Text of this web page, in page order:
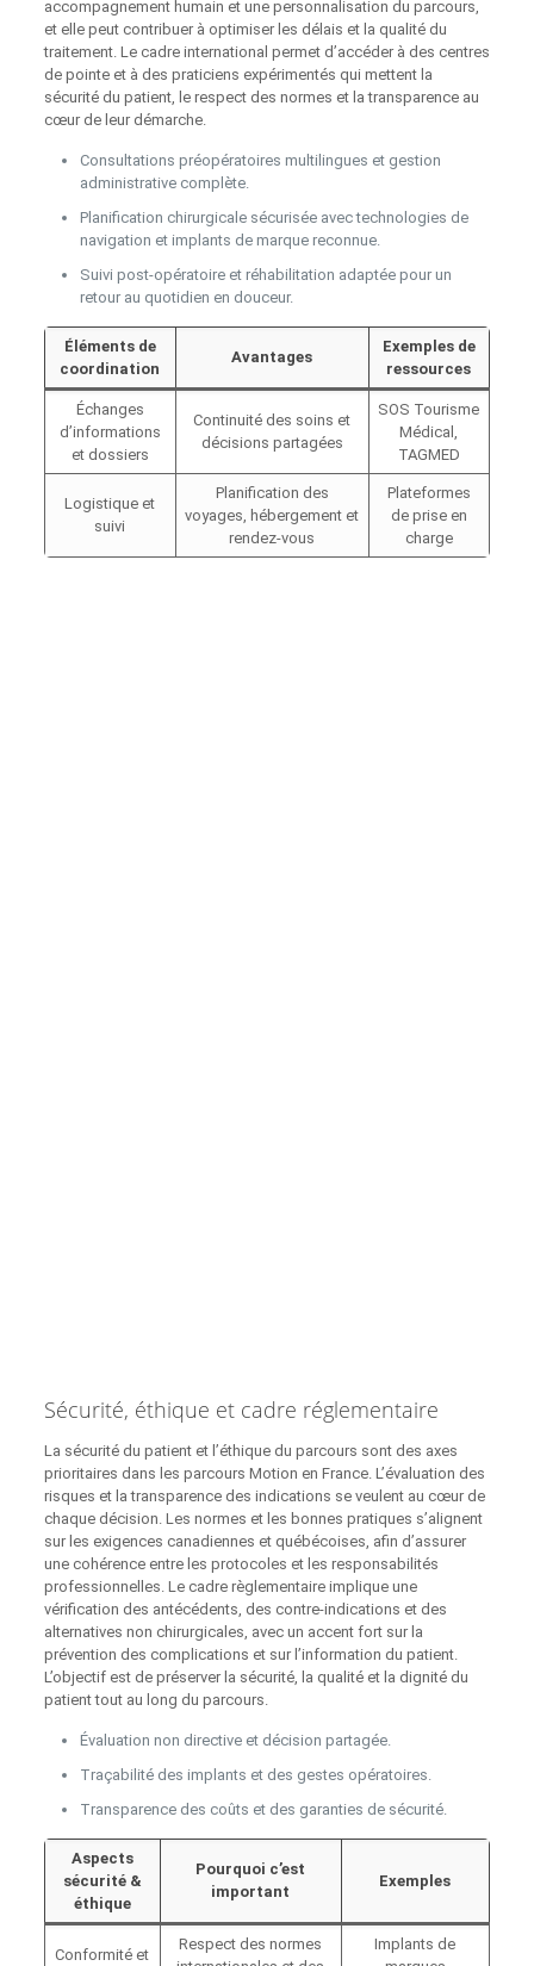
accompagnement humain et une personnalisation du parcours,
et elle peut contribuer à optimiser les délais et la qualité du
traitement. Le cadre international permet d’accéder à des centres
de pointe et à des praticiens expérimentés qui mettent la
sécurité du patient, le respect des normes et la transparence au
cœur de leur démarche.
Consultations préopératoires multilingues et gestion
administrative complète.
Planification chirurgicale sécurisée avec technologies de
navigation et implants de marque reconnue.
Suivi post-opératoire et réhabilitation adaptée pour un
retour au quotidien en douceur.
Éléments de
coordination
Avantages
Exemples de
ressources
Échanges
d’informations
et dossiers
Continuité des soins et
décisions partagées
SOS Tourisme
Médical,
TAGMED
Logistique et
suivi
Planification des
voyages, hébergement et
rendez-vous
Plateformes
de prise en
charge
Sécurité, éthique et cadre réglementaire
La sécurité du patient et l’éthique du parcours sont des axes
prioritaires dans les parcours Motion en France. L’évaluation des
risques et la transparence des indications se veulent au cœur de
chaque décision. Les normes et les bonnes pratiques s’alignent
sur les exigences canadiennes et québécoises, afin d’assurer
une cohérence entre les protocoles et les responsabilités
professionnelles. Le cadre règlementaire implique une
vérification des antécédents, des contre-indications et des
alternatives non chirurgicales, avec un accent fort sur la
prévention des complications et sur l’information du patient.
L’objectif est de préserver la sécurité, la qualité et la dignité du
patient tout au long du parcours.
Évaluation non directive et décision partagée.
Traçabilité des implants et des gestes opératoires.
Transparence des coûts et des garanties de sécurité.
Aspects
sécurité &
éthique
Pourquoi c’est
important
Exemples
Conformité et
Respect des normes
Implants de